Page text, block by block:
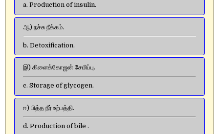
a. Production of insulin.
ஆ) நச்சு நீக்கம்.
b. Detoxification.
இ) கிளைக்கோஜன் சேமிப்பு.
c. Storage of glycogen.
ஈ) பித்த நீர் உற்பத்தி.
d. Production of bile .